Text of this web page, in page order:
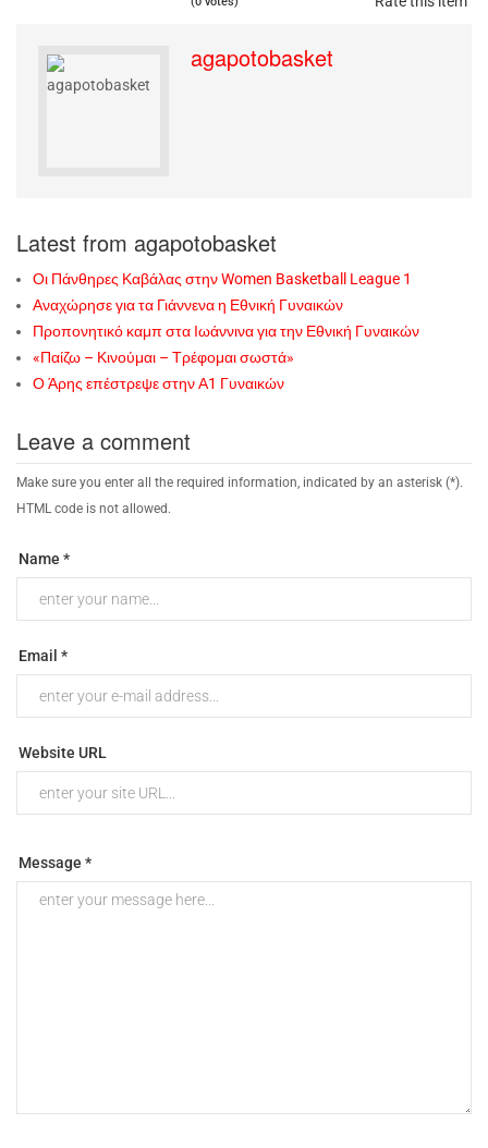
agapotobasket
Latest from agapotobasket
Οι Πάνθηρες Καβάλας στην Women Basketball League 1
Αναχώρησε για τα Γιάννενα η Εθνική Γυναικών
Προπονητικό καμπ στα Ιωάννινα για την Εθνική Γυναικών
«Παίζω – Κινούμαι – Τρέφομαι σωστά»
Ο Άρης επέστρεψε στην Α1 Γυναικών
Leave a comment
Make sure you enter all the required information, indicated by an asterisk (*).
HTML code is not allowed.
Name *
Email *
Website URL
Message *